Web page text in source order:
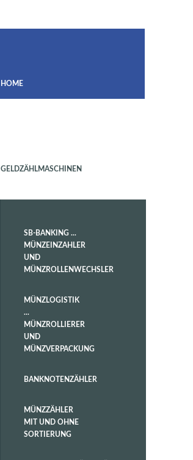
HOME
GELDZÄHLMASCHINEN
SB-BANKING ...
MÜNZEINZAHLER
UND
MÜNZROLLENWECHSLER
MÜNZLOGISTIK
...
MÜNZROLLIERER
UND
MÜNZVERPACKUNG
BANKNOTENZÄHLER
MÜNZZÄHLER
MIT UND OHNE
SORTIERUNG